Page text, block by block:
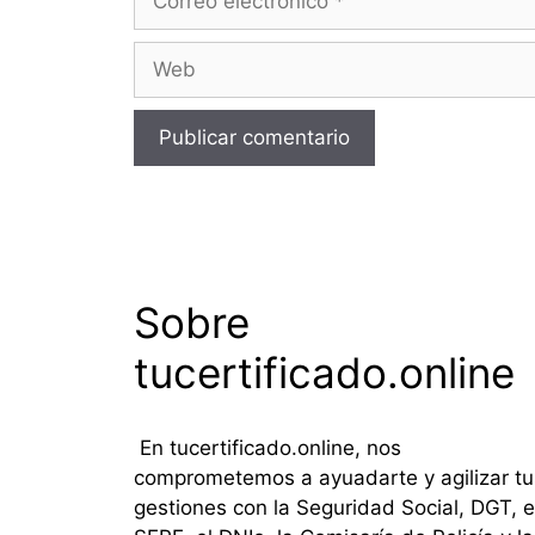
electrónico
Sobre
tucertificado.online
En tucertificado.online, nos
comprometemos a ayuadarte y agilizar
gestiones con la Seguridad Social, DGT,